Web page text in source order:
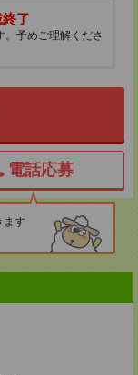
了
。予めご理解くださ
電話応募
ます